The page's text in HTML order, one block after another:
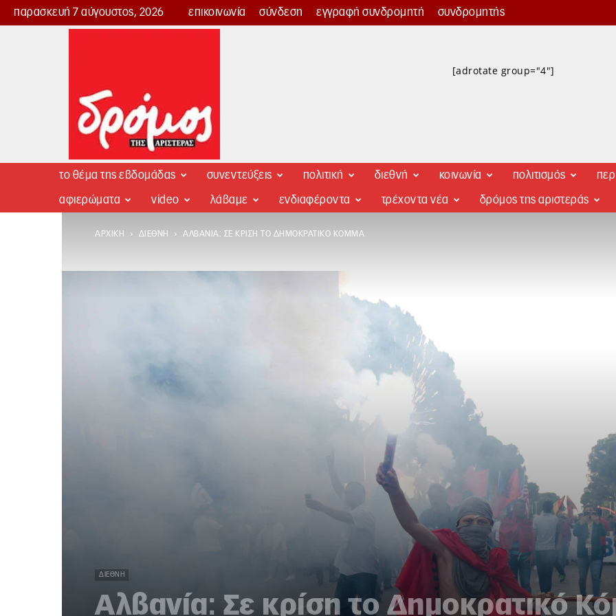
παρασκευή 7 αύγουστος, 2026 επικοινωνία σύνδεση εγγραφή συνδρομητή συνδρομητής
Δρόμος
[adrotate group="4"]
το θέμα της εβδομάδας συνεντεύξεις πολιτική διεθνή κοινωνία πολιτισμός
αφιερώματα video λάβαμε ενδιαφέροντα τρέχοντα νέα δρόμος της αριστεράς
ΑΡΧΙΚΉ ΔΙΕΘΝΉ ΑΛΒΑΝΊΑ: ΣΕ ΚΡΊΣΗ ΤΟ ΔΗΜΟΚΡΑΤΙΚΌ ΚΌΜΜΑ
ΔΙΕΘΝΉ
Αλβανία: Σε κρίση το Δημοκρατικό